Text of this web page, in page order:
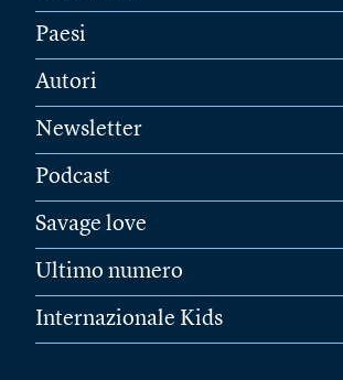
Paesi
Autori
Newsletter
Podcast
Savage love
Ultimo numero
Internazionale Kids